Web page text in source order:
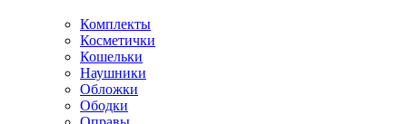
Комплекты
Косметички
Кошельки
Наушники
Обложки
Ободки